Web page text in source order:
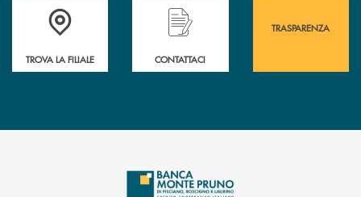
Accedi all' elenco completo&nbsp; delle&nbsp; filiali&nbsp; di Banca
TROVA LA FILIALE
Hai bisogno di assistenza immediata?
CONTATTACI
TRASPARENZA